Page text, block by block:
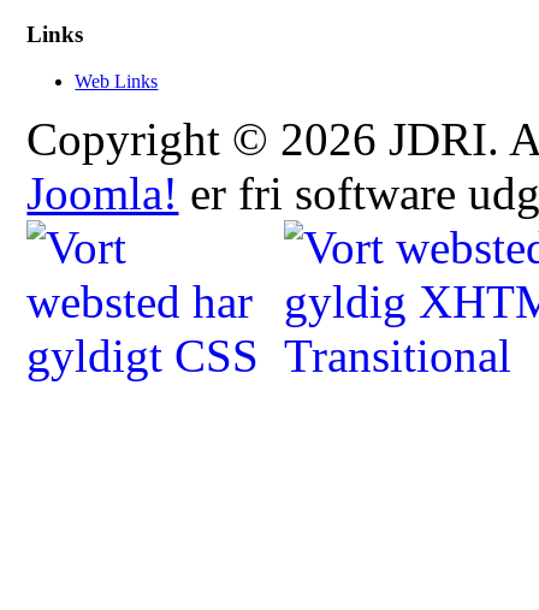
Links
Web Links
Copyright © 2026 JDRI.
Joomla! er fri software